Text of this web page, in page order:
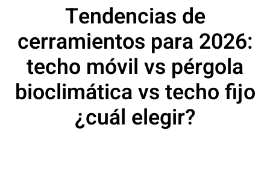
Tendencias de
cerramientos para 2026:
techo móvil vs pérgola
bioclimática vs techo fijo
¿cuál elegir?